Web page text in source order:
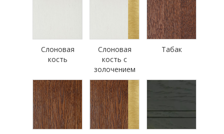
Слоновая
кость
Слоновая
кость с
золочением
Табак